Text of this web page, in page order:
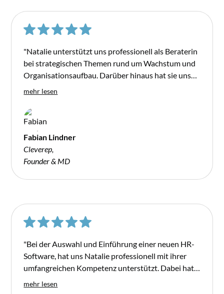
"Natalie unterstützt uns professionell als Beraterin
bei strategischen Themen rund um Wachstum und
Organisationsaufbau. Darüber hinaus hat sie uns
unterstützt ein Vergütungsmodell für Sales
Hires begleitet. Ich schätze ihre offene, kompetente
und vertrauensvolle Art und freue mich auf die
weitere Zusammenarbeit."
mehr lesen
Fabian Lindner
Cleverep,
Founder & MD
"Bei der Auswahl und Einführung einer neuen HR-
Software, hat uns Natalie professionell mit ihrer
umfangreichen Kompetenz unterstützt. Dabei hat
Sie uns wertvolle Unterstützung geleistet, indem
mehr lesen